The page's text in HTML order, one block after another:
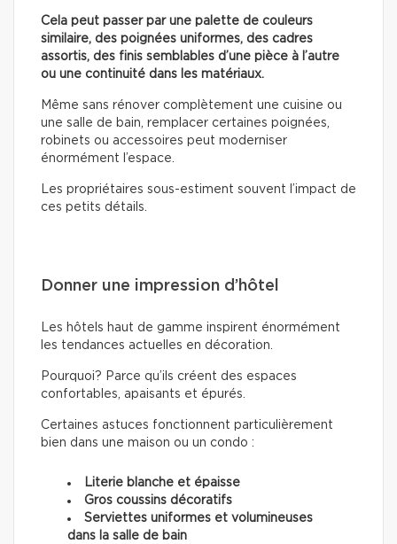
Cela peut passer par une palette de couleurs
similaire, des poignées uniformes, des cadres
assortis, des finis semblables d’une pièce à l’autre
ou une continuité dans les matériaux.
Même sans rénover complètement une cuisine ou
une salle de bain, remplacer certaines poignées,
robinets ou accessoires peut moderniser
énormément l’espace.
Les propriétaires sous-estiment souvent l’impact de
ces petits détails.
Donner une impression d’hôtel
Les hôtels haut de gamme inspirent énormément
les tendances actuelles en décoration.
Pourquoi? Parce qu’ils créent des espaces
confortables, apaisants et épurés.
Certaines astuces fonctionnent particulièrement
bien dans une maison ou un condo :
Literie blanche et épaisse
Gros coussins décoratifs
Serviettes uniformes et volumineuses
dans la salle de bain